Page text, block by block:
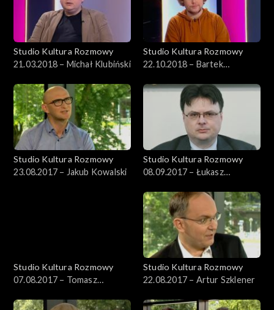
Studio Kultura Rozmowy
21.03.2018 – Michał Klubiński
Studio Kultura Rozmowy
22.10.2018 – Bartek
Studio Kultura Rozmowy
23.08.2017 – Jakub Kowalski
Studio Kultura Rozmowy
08.09.2017 – Łukasz
Studio Kultura Rozmowy
07.08.2017 – Tomasz
Studio Kultura Rozmowy
22.08.2017 – Artur Szklener